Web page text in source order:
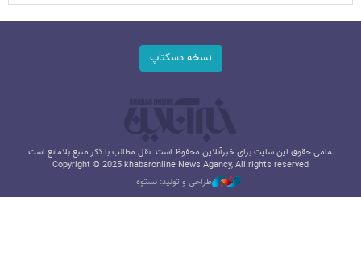
نسخه دسکتاپ
تمامی حقوق این سایت برای خبرآنلاین محفوظ است. نقل مطالب با ذکر منبع بلامانع است.
Copyright © 2025 khabaronline News Agancy, All rights reserved
طراحی و تولید: نستوه